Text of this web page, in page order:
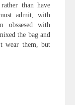
than have
admit, with
obssesed with
the bag and
wear them, but